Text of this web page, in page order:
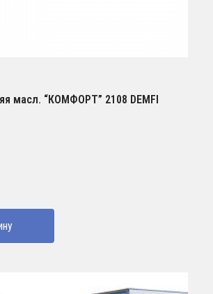
масл. “КОМФОРТ” 2108 DEMFI